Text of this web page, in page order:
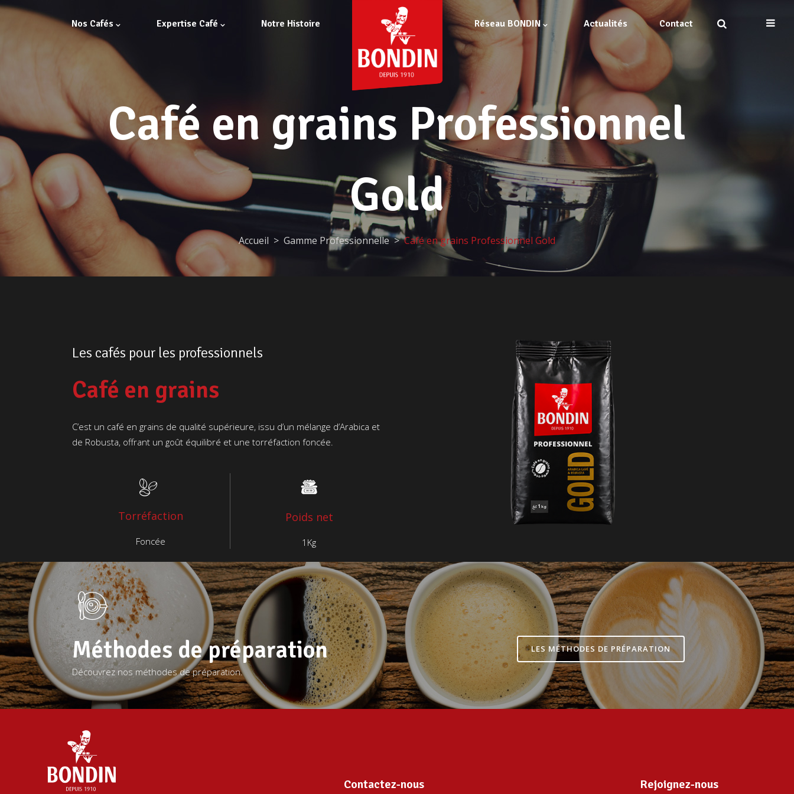
Nos Cafés Expertise Café Notre Histoire Réseau BONDIN Actualités Contact
Café en grains Professionnel
Gold
Accueil Gamme Professionnelle Café en grains Professionnel Gold
Les cafés pour les professionnels
Café en grains
C’est un café en grains de qualité supérieure, issu d’un mélange d’Arabica et
de Robusta, offrant un goût équilibré et une torréfaction foncée.
Torréfaction
Foncée
Poids net
1Kg
Méthodes de préparation
Découvrez nos méthodes de préparation.
LES MÉTHODES DE PRÉPARATION
Contactez-nous Rejoignez-nous